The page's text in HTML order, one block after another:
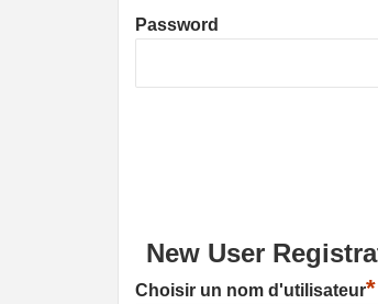
Password
New User
Choisir un nom d'utilisateur*